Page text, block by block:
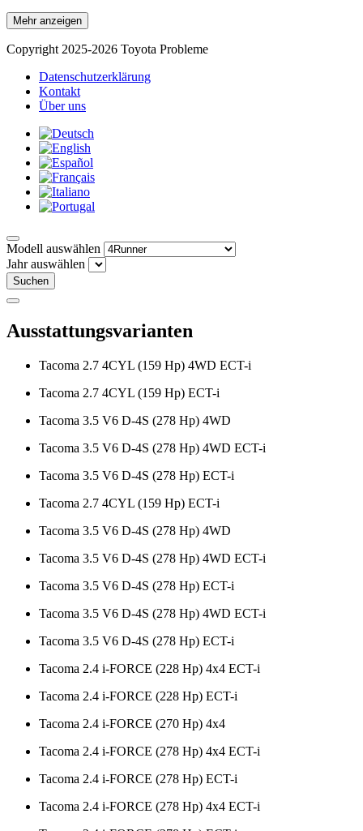
Mehr anzeigen
Copyright 2025-2026 Toyota Probleme
Datenschutzerklärung
Kontakt
Über uns
Modell auswählen
Jahr auswählen
Suchen
Ausstattungsvarianten
Tacoma 2.7 4CYL (159 Hp) 4WD ECT-i
Tacoma 2.7 4CYL (159 Hp) ECT-i
Tacoma 3.5 V6 D-4S (278 Hp) 4WD
Tacoma 3.5 V6 D-4S (278 Hp) 4WD ECT-i
Tacoma 3.5 V6 D-4S (278 Hp) ECT-i
Tacoma 2.7 4CYL (159 Hp) ECT-i
Tacoma 3.5 V6 D-4S (278 Hp) 4WD
Tacoma 3.5 V6 D-4S (278 Hp) 4WD ECT-i
Tacoma 3.5 V6 D-4S (278 Hp) ECT-i
Tacoma 3.5 V6 D-4S (278 Hp) 4WD ECT-i
Tacoma 3.5 V6 D-4S (278 Hp) ECT-i
Tacoma 2.4 i-FORCE (228 Hp) 4x4 ECT-i
Tacoma 2.4 i-FORCE (228 Hp) ECT-i
Tacoma 2.4 i-FORCE (270 Hp) 4x4
Tacoma 2.4 i-FORCE (278 Hp) 4x4 ECT-i
Tacoma 2.4 i-FORCE (278 Hp) ECT-i
Tacoma 2.4 i-FORCE (278 Hp) 4x4 ECT-i